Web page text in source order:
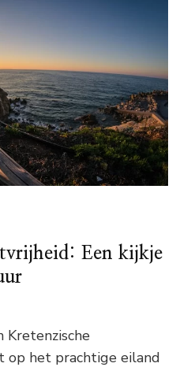
Een kijkje
Kretenzische
op het prachtige eiland